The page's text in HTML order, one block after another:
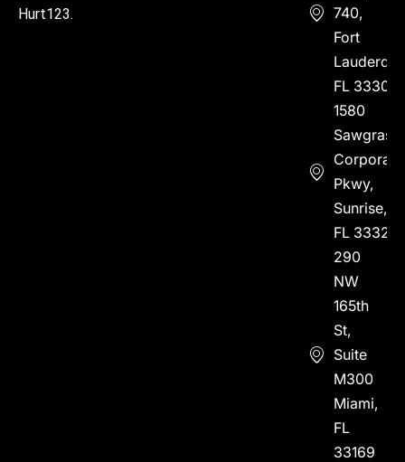
Hurt123.
740,
Fort
FL 33304
1580
Sawgrass
Corporate
Pkwy,
Sunrise,
FL 33323
290
NW
165th
St,
Suite
M300
Miami,
FL
33169